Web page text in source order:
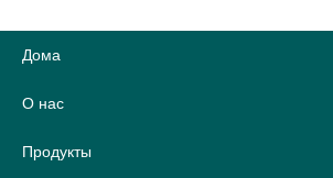
Дома
О нас
Продукты